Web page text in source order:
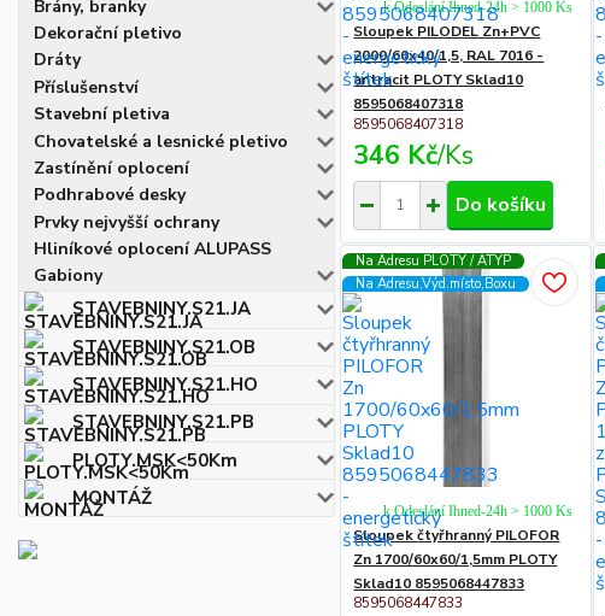
Brány, branky
Dekorační pletivo
Dráty
Příslušenství
Stavební pletiva
Chovatelské a lesnické pletivo
Zastínění oplocení
Podhrabové desky
Prvky nejvyšší ochrany
Hliníkové oplocení ALUPASS
Gabiony
STAVEBNINY.S21.JA
STAVEBNINY.S21.OB
STAVEBNINY.S21.HO
STAVEBNINY.S21.PB
PLOTY.MSK<50Km
MONTÁŽ
Sloupek PILODEL Zn+PVC
2000/60x40/1,5, RAL 7016 -
antracit PLOTY Sklad10
8595068407318
8595068407318
346 Kč/Ks
k Odeslání Ihned-24h > 1000 Ks
Do košíku
Na Adresu PLOTY / ATYP
Na Adresu,Výd.místo,Boxu
Sloupek čtyřhranný PILOFOR
Zn 1700/60x60/1,5mm PLOTY
Sklad10 8595068447833
8595068447833
k Odeslání Ihned-24h > 1000 Ks